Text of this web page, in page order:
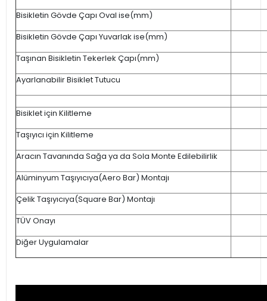
Bisikletin Gövde Çapı Oval ise(mm)
Bisikletin Gövde Çapı Yuvarlak ise(mm)
Taşınan Bisikletin Tekerlek Çapı(mm)
Ayarlanabilir Bisiklet Tutucu
Bisiklet için Kilitleme
Taşıyıcı için Kilitleme
Aracın Tavanında Sağa ya da Sola Monte Edilebilirlik
Alüminyum Taşıyıcıya(Aero Bar) Montajı
Çelik Taşıyıcıya(Square Bar) Montajı
TÜV Onayı
Diğer Uygulamalar